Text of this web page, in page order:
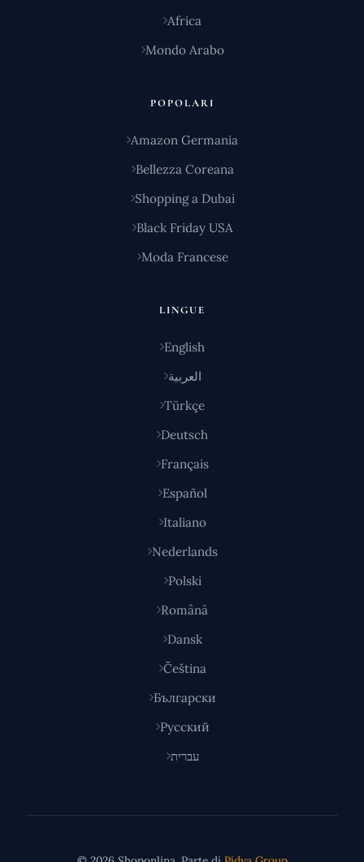
Africa
Mondo Arabo
POPOLARI
Amazon Germania
Bellezza Coreana
Shopping a Dubai
Black Friday USA
Moda Francese
LINGUE
English
العربية
Türkçe
Deutsch
Français
Español
Italiano
Nederlands
Polski
Română
Dansk
Čeština
Български
Русский
עברית